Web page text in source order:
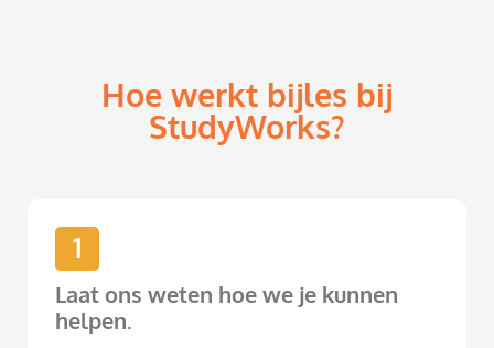
Hoe werkt bijles bij
StudyWorks?
1
Laat ons weten hoe we je kunnen
helpen.